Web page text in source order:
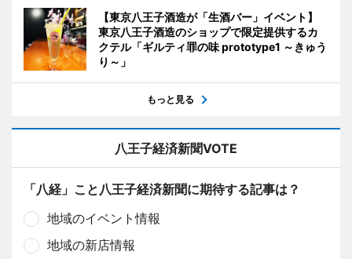
【東京八王子酒造が「生酒バー」イベント】
東京八王子酒造のショップで限定提供するカ
クテル「ギルティ罪の味 prototype1 ～きゅう
り～」
もっと見る
八王子経済新聞VOTE
「八経」こと八王子経済新聞に期待する記事は？
地域のイベント情報
地域の新店情報